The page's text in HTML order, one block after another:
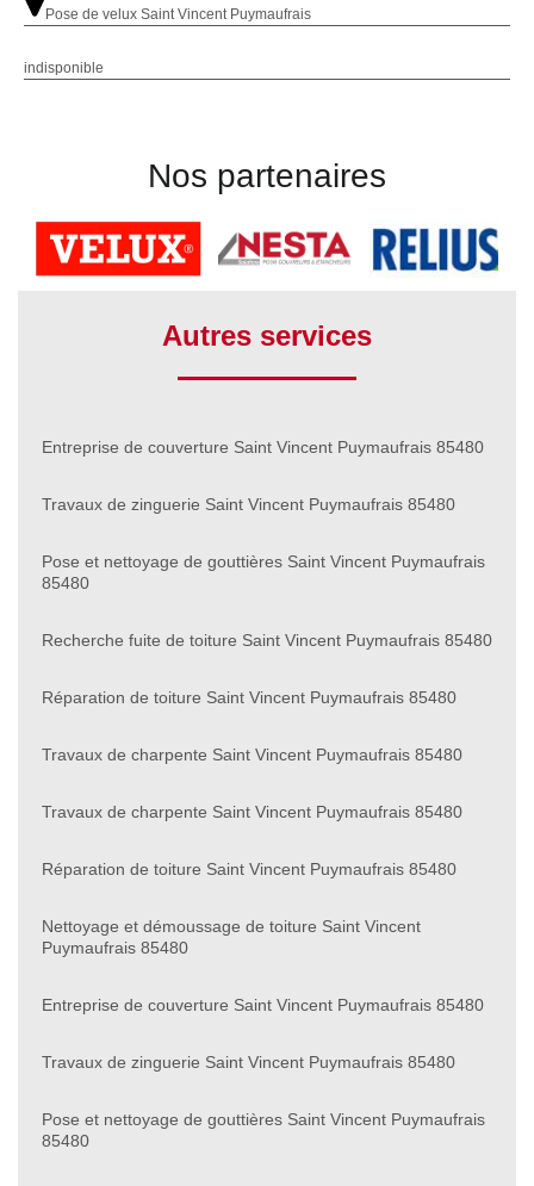
Pose de velux Saint Vincent Puymaufrais
indisponible
Nos partenaires
Autres services
Entreprise de couverture Saint Vincent Puymaufrais 85480
Travaux de zinguerie Saint Vincent Puymaufrais 85480
Pose et nettoyage de gouttières Saint Vincent Puymaufrais
85480
Recherche fuite de toiture Saint Vincent Puymaufrais 85480
Réparation de toiture Saint Vincent Puymaufrais 85480
Travaux de charpente Saint Vincent Puymaufrais 85480
Travaux de charpente Saint Vincent Puymaufrais 85480
Réparation de toiture Saint Vincent Puymaufrais 85480
Nettoyage et démoussage de toiture Saint Vincent
Puymaufrais 85480
Entreprise de couverture Saint Vincent Puymaufrais 85480
Travaux de zinguerie Saint Vincent Puymaufrais 85480
Pose et nettoyage de gouttières Saint Vincent Puymaufrais
85480